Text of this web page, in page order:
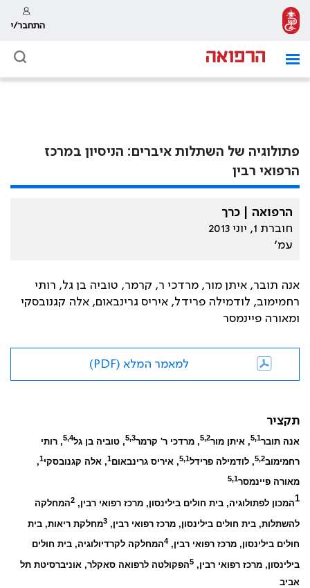
התחבר/י
פתולוגיה של השתלות איברים: הניסיון במרכז
הרפואי רבין
הרפואה | כרך
חוברת 1, יוני 2013
עמ׳
אנה תובר, איתן מור, מרדכי ר, קרמר, טוביה בן גל, רותי
רחמימוב, לודמילה פרידל, איריס גרינבאום, אלה קגנובסקי
ומאורה פיינמסר
למאמר המלא (PDF)
תקציר
אנה תובר5,1, איתן מור5,2, מרדכי ר' קרמר5,3, טוביה בן גל5,4, רותי
רחמימוב5,2, לודמילה פרידל5,1, איריס גרינבאום1, אלה קגנובסקי1
,
מאורה פיינמסר5,1
1המכון לפתולוגיה, בית חולים בילינסון, מרכז רפואי רבין, 2המחלקה
להשתלות, בית חולים בילינסון, מרכז רפואי רבין, 3מחלקת ריאות, בית
חולים בילינסון, מרכז רפואי רבין, 4המחלקה לקרדיולוגיה, בית חולים
בילינסון, מרכז רפואי רבין, 5הפקולטה לרפואה סאקלר, אוניברסיטת תל
אביב